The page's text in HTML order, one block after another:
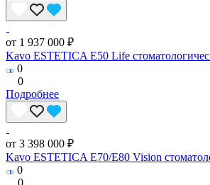
от 1 937 000 ₽
Kavo ESTETICA E50 Life
0
0
Подробнее
от 3 398 000 ₽
Kavo ESTETICA E70/E80 Vision
0